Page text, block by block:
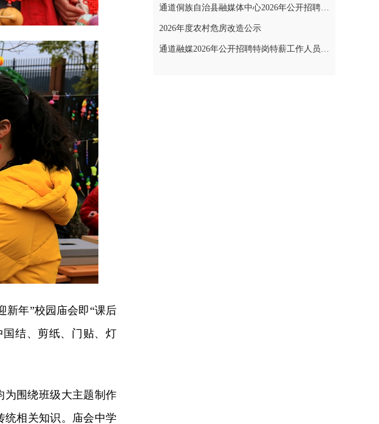
新年”校园庙会即“课后
结、剪纸、门贴、灯
为围绕班级大主题制作
统相关知识。庙会中学
通道侗族自治县融媒体中心2026年公开招聘特岗特薪工作人员拟聘用人员名单公示
2026年度农村危房改造公示
通道融媒2026年公开招聘特岗特薪工作人员考试成绩公示